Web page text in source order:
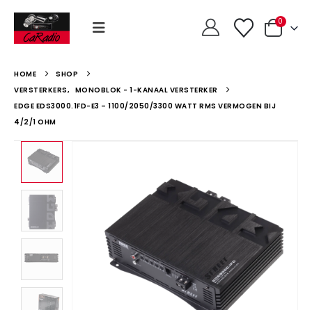
0
HOME
SHOP
VERSTERKERS, MONOBLOK - 1-KANAAL VERSTERKER
EDGE EDS3000.1FD-E3 – 1100/2050/3300 WATT RMS VERMOGEN BIJ
4/2/1 OHM